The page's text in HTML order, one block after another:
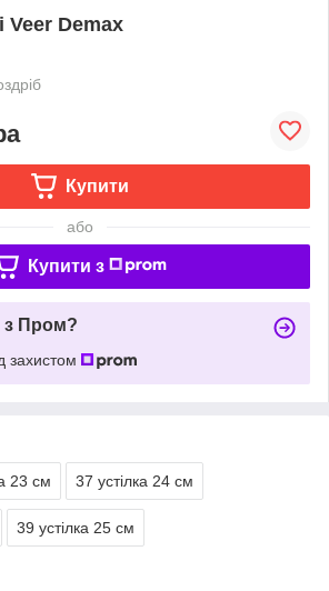
Veer Demax
Купити
або
Купити з
з Пром?
захистом
23 см 37 устілка 24 см
39 устілка 25 см